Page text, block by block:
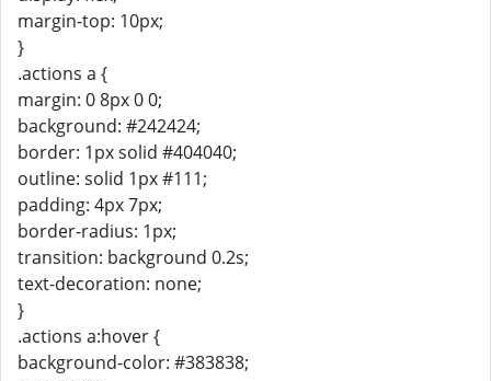
margin-top: 10px;
}
.actions a {
margin: 0 8px 0 0;
background: #242424;
border: 1px solid #404040;
outline: solid 1px #111;
padding: 4px 7px;
border-radius: 1px;
transition: background 0.2s;
text-decoration: none;
}
.actions a:hover {
background-color: #383838;